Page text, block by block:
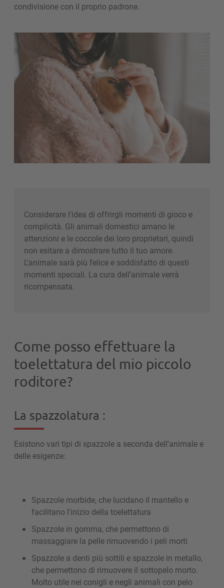
condivisione con il proprio padrone.
Considerare l'idea di offrirgli momenti di gioco e
complicità. Gli animali domestici amano le
attenzioni e le coccole dei loro proprietari, quindi
non esitare a dimostrare tutto il tuo amore.
L’animale sarà più felice e soddisfatto di questi
momenti speciali. La cura dell’animale verrà
ricompensata.
Come posso effettuare la
toelettatura del mio piccolo
roditore?
La spazzolatura :
Esistono vari tipi di spazzole a seconda dell'animale e
delle esigenze:
Spazzole morbide, che lucidano il mantello e
facilitano l'inizio della toelettatura
Spazzole in gomma, che permettono di
massaggiare la pelle rimuovendo i peli morti
Spazzole a denti più sottili e spazzole in metallo,
che permettono di rimuovere il sottopelo morto.
Molto utile nei conigli e negli animali con pelo